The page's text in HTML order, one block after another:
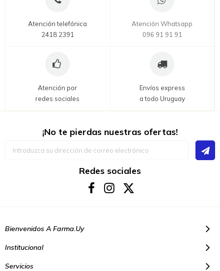
Atención telefónica
2418 2391
Atención Whatsapp
096 91 91 91
Atención por
redes sociales
Envíos express
a todo Uruguay
¡No te pierdas nuestras ofertas!
Redes sociales
Bienvenidos A Farma.uy
Institucional
Servicios